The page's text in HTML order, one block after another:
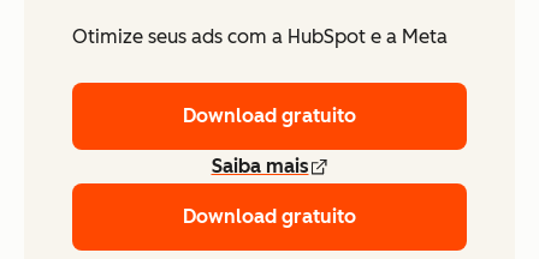
Otimize seus ads com a HubSpot e a Meta
Download gratuito
Saiba mais
Download gratuito